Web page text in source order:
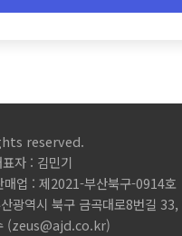
reserved.
자 : 김민기
업 : 제2021-부산북구-0914호
역시 북구 금곡대로8번길 33,
(zeus@ajd.co.kr)